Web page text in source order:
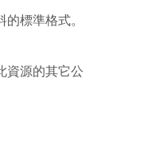
標準格式。
資源的其它公